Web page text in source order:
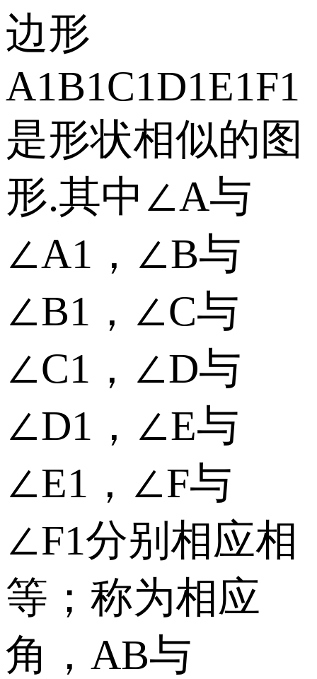
边形
A1B1C1D1E1F1
是形状相似的图
形.其中∠A与
∠A1，∠B与
∠B1，∠C与
∠C1，∠D与
∠D1，∠E与
∠E1，∠F与
∠F1分别相应相
等；称为相应
角，AB与